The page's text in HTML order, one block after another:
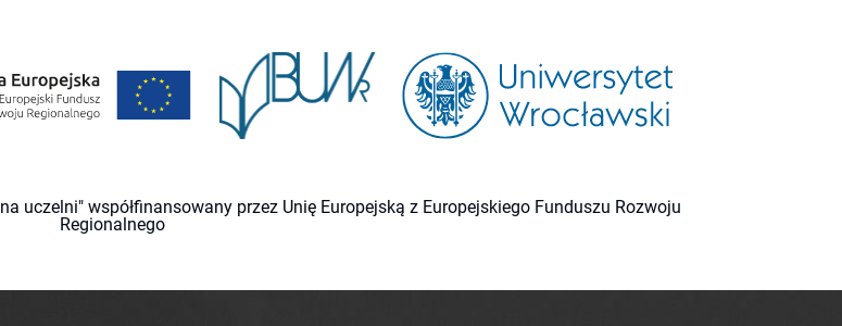
uczelni" współfinansowany przez Unię Europejską z Europejskiego Funduszu Rozwoju
Regionalnego